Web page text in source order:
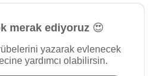
merak ediyoruz 😍
yazarak evlenecek
yardımcı olabilirsin.